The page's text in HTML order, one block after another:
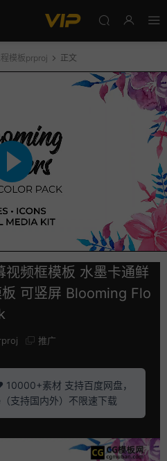
模板prproj 正文
视频框模板 水墨卡通鲜
可竖屏 Blooming Flo
推广
素材 支持百度网盘，
支持国内外）不限速下载